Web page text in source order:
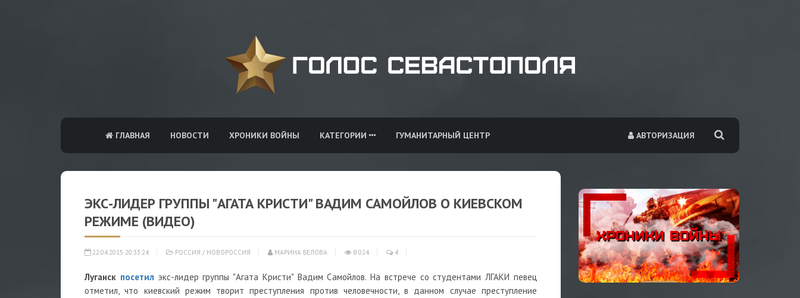
АВТОРИЗАЦИЯ
ГЛАВНАЯ НОВОСТИ ХРОНИКИ ВОЙНЫ КАТЕГОРИИ ГУМАНИТАРНЫЙ ЦЕНТР
ЭКС-ЛИДЕР ГРУППЫ "АГАТА КРИСТИ" ВАДИМ САМОЙЛОВ О КИЕВСКОМ
РЕЖИМЕ (ВИДЕО)
22.04.2015 20:33:24 РОССИЯ / НОВОРОССИЯ МАРИНА БЕЛОВА 8 024 4
Луганск посетил экс-лидер группы "Агата Кристи" Вадим Самойлов. На встрече со студентами ЛГАКИ певец
отметил, что киевский режим творит преступления против человечности, в данном случае преступление